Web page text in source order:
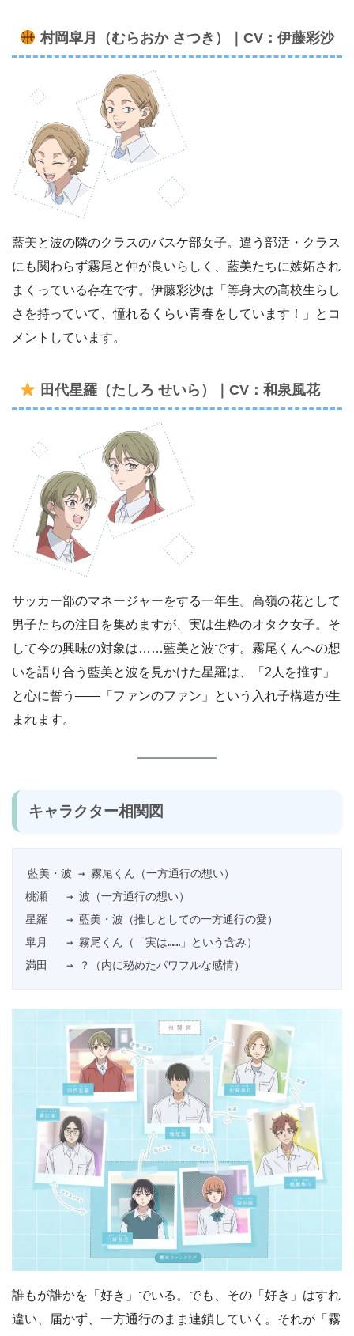
村岡皐月（むらおか さつき）｜CV：伊藤彩沙
藍美と波の隣のクラスのバスケ部女子。違う部活・クラス
にも関わらず霧尾と仲が良いらしく、藍美たちに嫉妬され
まくっている存在です。伊藤彩沙は「等身大の高校生らし
さを持っていて、憧れるくらい青春をしています！」とコ
メントしています。
田代星羅（たしろ せいら）｜CV：和泉風花
サッカー部のマネージャーをする一年生。高嶺の花として
男子たちの注目を集めますが、実は生粋のオタク女子。そ
して今の興味の対象は……藍美と波です。霧尾くんへの想
いを語り合う藍美と波を見かけた星羅は、「2人を推す」
と心に誓う——「ファンのファン」という入れ子構造が生
まれます。
キャラクター相関図
藍美・波 → 霧尾くん（一方通行の想い）
桃瀬   → 波（一方通行の想い）
星羅   → 藍美・波（推しとしての一方通行の愛）
皐月   → 霧尾くん（「実は……」という含み）
誰もが誰かを「好き」でいる。でも、その「好き」はすれ
違い、届かず、一方通行のまま連鎖していく。それが「霧